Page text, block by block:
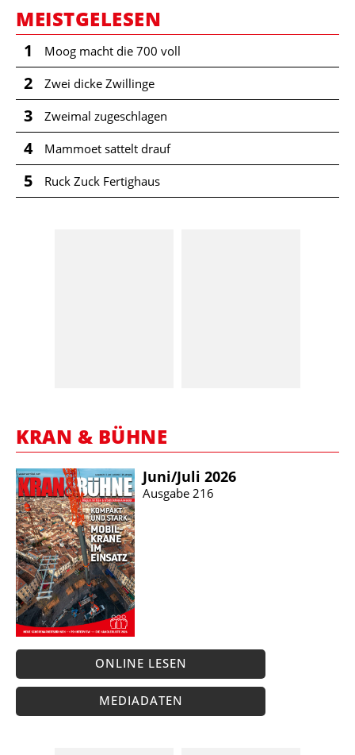
MEISTGELESEN
1 Moog macht die 700 voll
2 Zwei dicke Zwillinge
3 Zweimal zugeschlagen
4 Mammoet sattelt drauf
5 Ruck Zuck Fertighaus
KRAN & BÜHNE
Juni/​Juli 2026
Ausgabe 216
ONLINE LESEN
MEDIADATEN